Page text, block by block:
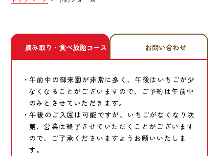
摘み取り・食べ放題コース お問い合わせ
・午前中の御来園が非常に多く、午後はいちごが少
なくなることがございますので、ご予約は午前中
のみとさせていただきます。
・午後のご入園は可能ですが、いちごがなくなり次
第、営業は終了させていただくことがございます
ので、ご了承くださいますようお願いいたしま
す。